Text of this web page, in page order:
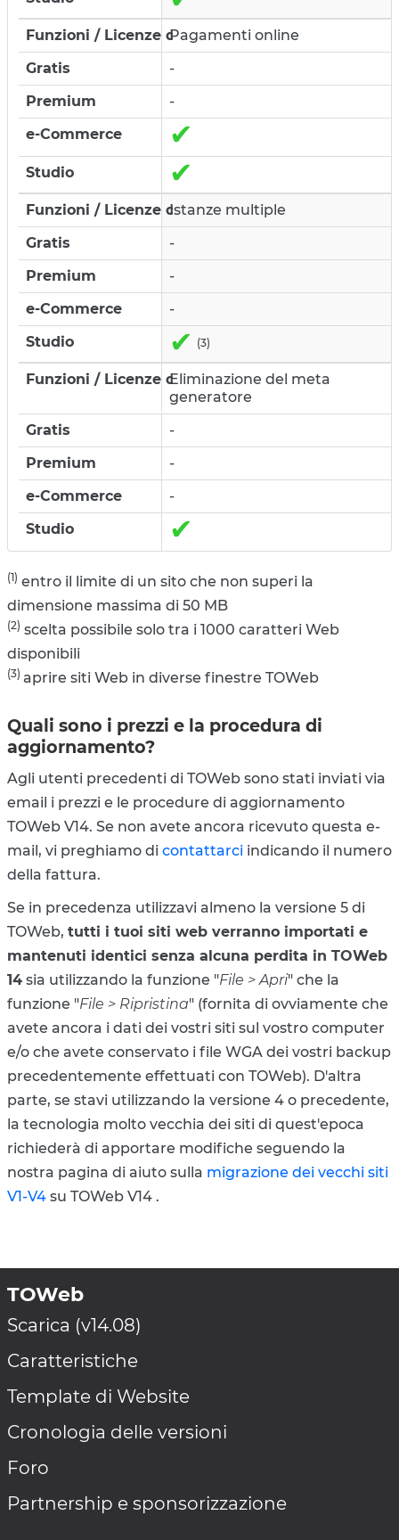
Pagamenti online
-
-
✔
✔
Istanze multiple
-
-
-
✔ (3)
Eliminazione del meta
generatore
-
-
-
✔
(1) entro il limite di un sito che non superi la
dimensione massima di 50 MB
(2) scelta possibile solo tra i 1000 caratteri Web
disponibili
(3) aprire siti Web in diverse finestre TOWeb
Quali sono i prezzi e la procedura di
aggiornamento?
Agli utenti precedenti di TOWeb sono stati inviati via
email i prezzi e le procedure di aggiornamento
TOWeb V14. Se non avete ancora ricevuto questa e-
mail, vi preghiamo di contattarci indicando il numero
della fattura.
Se in precedenza utilizzavi almeno la versione 5 di
TOWeb, tutti i tuoi siti web verranno importati e
mantenuti identici senza alcuna perdita in TOWeb
14 sia utilizzando la funzione "File > Apri" che la
funzione "File > Ripristina" (fornita di ovviamente che
avete ancora i dati dei vostri siti sul vostro computer
e/o che avete conservato i file WGA dei vostri backup
precedentemente effettuati con TOWeb). D'altra
parte, se stavi utilizzando la versione 4 o precedente,
la tecnologia molto vecchia dei siti di quest'epoca
richiederà di apportare modifiche seguendo la
nostra pagina di aiuto sulla migrazione dei vecchi siti
V1-V4 su TOWeb V14 .
TOWeb
Scarica (v14.08)
Caratteristiche
Template di Website
Cronologia delle versioni
Foro
Partnership e sponsorizzazione